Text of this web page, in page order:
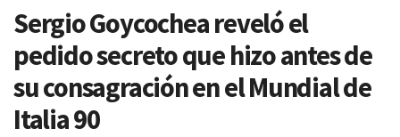
Sergio Goycochea reveló el
pedido secreto que hizo antes de
su consagración en el Mundial de
Italia 90